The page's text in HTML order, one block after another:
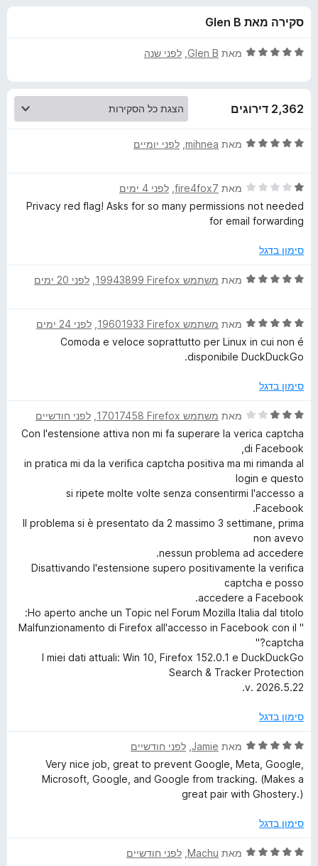
ע
ב
ר
D
u
c
k
D
u
c
k
G
o
S
e
a
r
c
h
&
T
r
a
c
ך
סקירה מאת Glen B
ד
ג
מ
ך
5
מאת Glen B לפני שנה
2,362 דירוגים
ד
ו
ג
5
ת
ך
מאת mihnea לפני יומיים
ד
י
ר
ג
מ
ך
5
מאת fire4fox7 לפני 4 ימים
Privacy red flag! Asks for so many permissions not needed
for email forwarding
סימון בדגל
ד
ו
ג
5
ת
ך
מאת משתמש Firefox‏ 19943899 לפני 20 ימים
ד
י
ר
ג
מ
ך
מאת משתמש Firefox‏ 19601933
לפני 24 ימים
Comoda e veloce soprattutto per Linux in cui non é
disponibile DuckDuckGo.
סימון בדגל
ד
י
ר
ו
ג
3
מ
ת
ו
ך
5
מאת משתמש Firefox‏ 17017458
לפני חודשיים
Con l'estensione attiva non mi fa superare la verica captcha
di Facebook,
in pratica mi da la verifica captcha positiva ma mi rimanda al
login e questo
si ripete molte volte senza consentirmi l'accesso a
Facebook.
Il problema si è presentato da 2 massimo 3 settimane, prima
non avevo
nessun problema ad accedere.
Disattivando l'estensione supero positivamente la verifica
captcha e posso
accedere a Facebook.
Ho aperto anche un Topic nel Forum Mozilla Italia dal titolo:
" Malfunzionamento di Firefox all'accesso in Facebook con il
captcha?"
I miei dati attuali: Win 10, Firefox 152.0.1 e DuckDuckGo
Search & Tracker Protection
v. 2026.5.22.
סימון בדגל
ד
ר
ו
5
ת
מאת Jamie לפני חודשיים
Very nice job, great to prevent Google, Meta, Google,
Microsoft, Google, and Google from tracking. (Makes a
great pair with Ghostery.)
סימון בדגל
ד
מאת Machu לפני חודשיים